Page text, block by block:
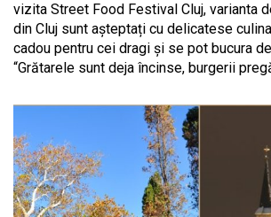
vizita Street Food Festival Cluj, varianta
din Cluj sunt așteptați cu delicatese
cadou pentru cei dragi și se pot bucura
“Grătarele sunt deja încinse, burgerii